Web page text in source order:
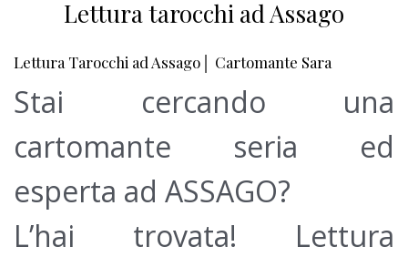
Lettura tarocchi ad Assago
Lettura Tarocchi ad Assago│ Cartomante Sara
Stai cercando una
cartomante seria ed
esperta ad ASSAGO?
L’hai trovata! Lettura